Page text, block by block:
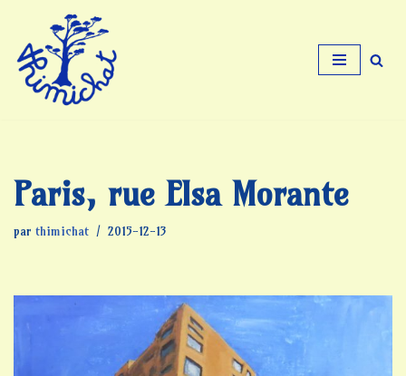
Aller
au
contenu
Paris, rue Elsa Morante
par thimichat 2015-12-13